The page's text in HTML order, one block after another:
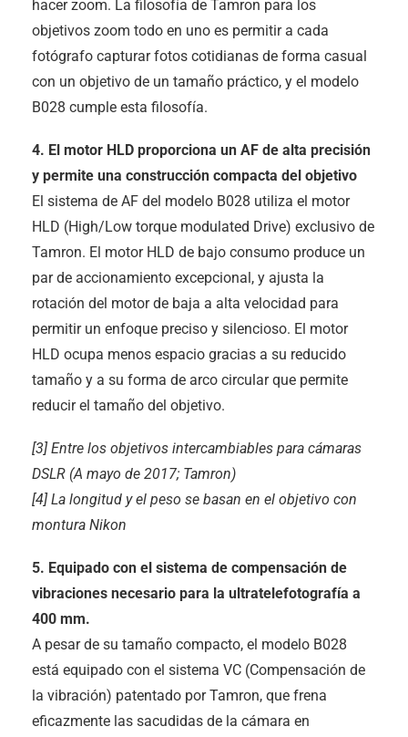
hacer zoom. La filosofía de Tamron para los
objetivos zoom todo en uno es permitir a cada
fotógrafo capturar fotos cotidianas de forma casual
con un objetivo de un tamaño práctico, y el modelo
B028 cumple esta filosofía.
4. El motor HLD proporciona un AF de alta precisión
y permite una construcción compacta del objetivo
El sistema de AF del modelo B028 utiliza el motor
HLD (High/Low torque modulated Drive) exclusivo de
Tamron. El motor HLD de bajo consumo produce un
par de accionamiento excepcional, y ajusta la
rotación del motor de baja a alta velocidad para
permitir un enfoque preciso y silencioso. El motor
HLD ocupa menos espacio gracias a su reducido
tamaño y a su forma de arco circular que permite
reducir el tamaño del objetivo.
[3] Entre los objetivos intercambiables para cámaras
DSLR (A mayo de 2017; Tamron)
[4] La longitud y el peso se basan en el objetivo con
montura Nikon
5. Equipado con el sistema de compensación de
vibraciones necesario para la ultratelefotografía a
400 mm.
A pesar de su tamaño compacto, el modelo B028
está equipado con el sistema VC (Compensación de
la vibración) patentado por Tamron, que frena
eficazmente las sacudidas de la cámara en